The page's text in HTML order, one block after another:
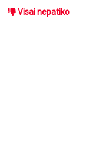
Visai nepatiko